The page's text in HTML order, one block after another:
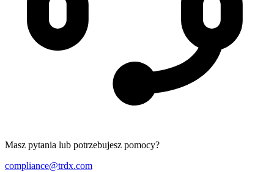
Masz pytania lub potrzebujesz pomocy?
compliance@trdx.com